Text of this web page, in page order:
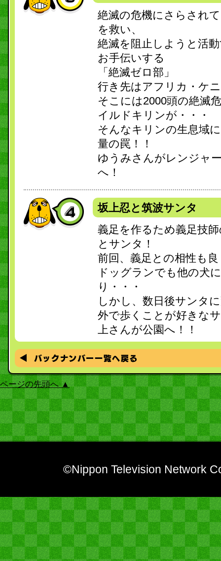
絶滅の危機にさらされ
を救い、
絶滅を阻止しようと活
お手伝いする
「絶滅ゼロ部」
行き先はアフリカ・ケ
そこには2000頭の絶滅
イルドキリンが・・・
そんなキリンの生息域
量の罠！！
ゆうみさんがレンジャ
へ！
坂上忍と筑波サンタ
義足を作るため義足技
とサンタ！
前回、義足との相性も
ドッグランでも他の犬
り・・・
しかし、数日後サンタ
外で歩くことが好きな
上さんが公園へ！！
ページの先頭へ ▲
©Nippon Television Network